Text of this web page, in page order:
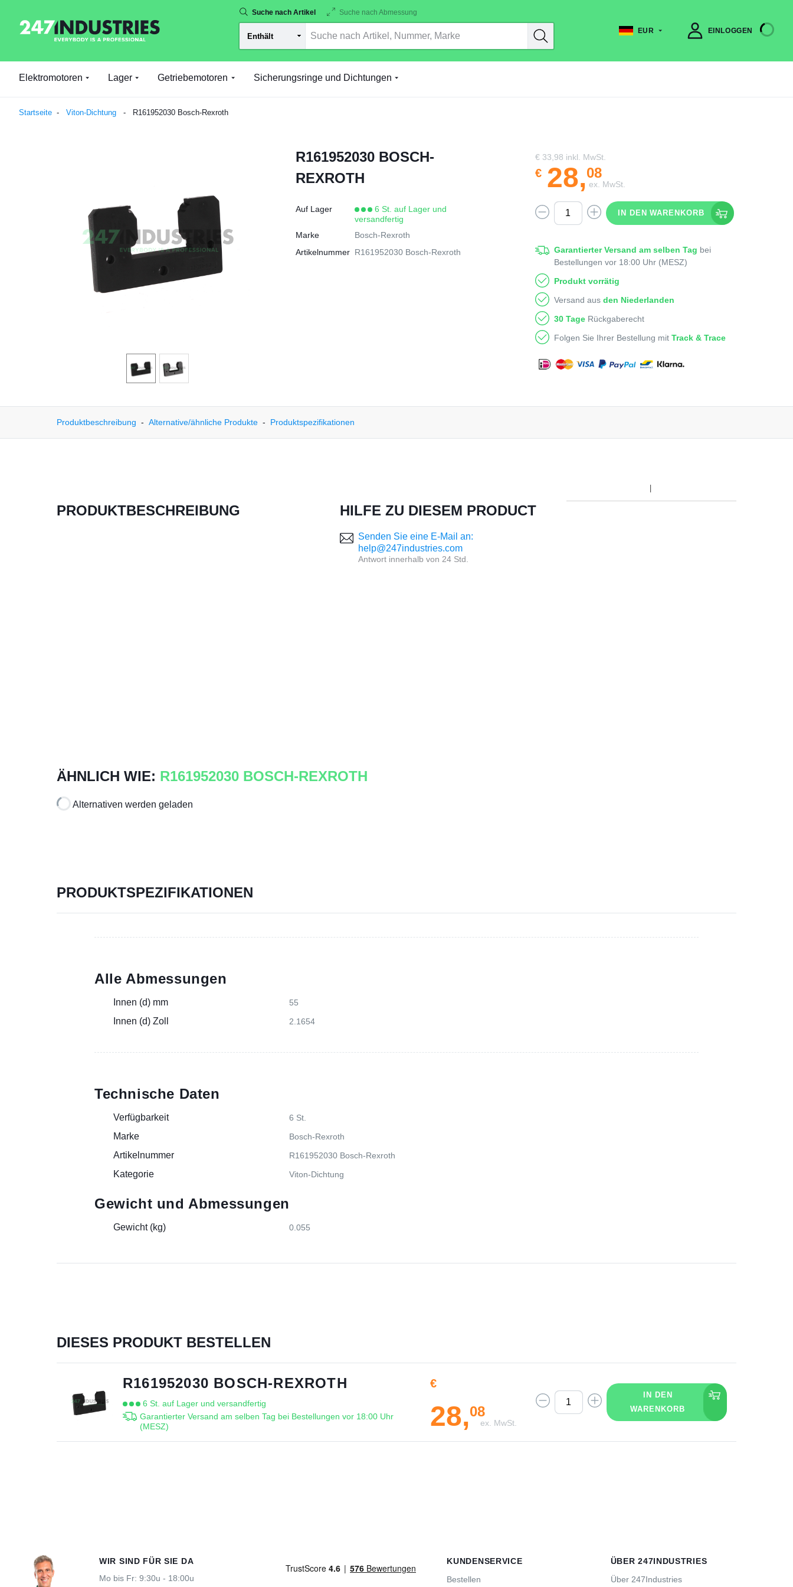
EUR EINLOGGEN
Suche nach Artikel Suche nach Abmessung
Elektromotoren Lager Getriebemotoren Sicherungsringe und Dichtungen
Startseite Viton-Dichtung R161952030 Bosch-Rexroth
€ 33,98 inkl. MwSt.
€ 28,08
ex. MwSt.
IN DEN WARENKORB
Garantierter Versand am selben Tag bei
Bestellungen vor 18:00 Uhr (MESZ)
Produkt vorrätig
Versand aus den Niederlanden
30 TageRückgaberecht
Folgen Sie Ihrer Bestellung mit Track & Trace
R161952030 BOSCH-
REXROTH
Auf Lager
6 St. auf Lager und
versandfertig
Marke
Bosch-Rexroth
Artikelnummer R161952030 Bosch-Rexroth
Produktbeschreibung Alternative/ähnliche Produkte Produktspezifikationen
PRODUKTBESCHREIBUNG HILFE ZU DIESEM PRODUCT
Senden Sie eine E-Mail an:
help@247industries.com
Antwort innerhalb von 24 Std.
ÄHNLICH WIE: R161952030 BOSCH-REXROTH
Alternativen werden geladen
PRODUKTSPEZIFIKATIONEN
Alle Abmessungen
Innen (d) mm 55
Innen (d) Zoll 2.1654
Technische Daten
Verfügbarkeit 6 St.
Marke Bosch-Rexroth
Artikelnummer R161952030 Bosch-Rexroth
Kategorie Viton-Dichtung
Gewicht und Abmessungen
Gewicht (kg) 0.055
DIESES PRODUKT BESTELLEN
R161952030 BOSCH-REXROTH
6 St. auf Lager und versandfertig
Garantierter Versand am selben Tag bei Bestellungen vor 18:00 Uhr
(MESZ)
€
28,08
ex. MwSt.
IN DEN
WARENKORB
WIR SIND FÜR SIE DA
Mo bis Fr: 9:30u - 18:00u
KUNDENSERVICE
Bestellen
ÜBER 247INDUSTRIES
Über 247Industries